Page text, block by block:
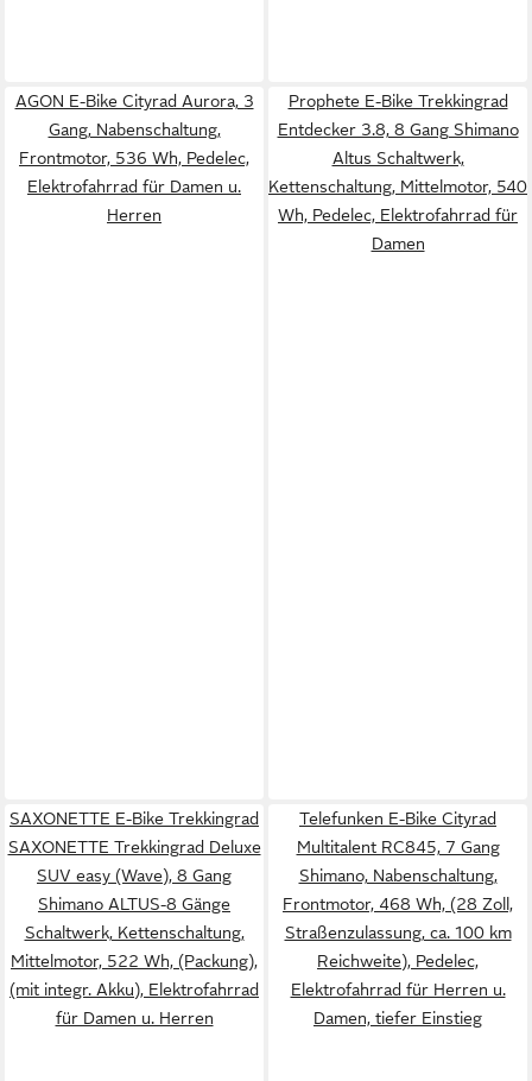
AGON E-Bike Cityrad Aurora, 3
Gang, Nabenschaltung,
Frontmotor, 536 Wh, Pedelec,
Elektrofahrrad für Damen u.
Herren
Prophete E-Bike Trekkingrad
Entdecker 3.8, 8 Gang Shimano
Altus Schaltwerk,
Kettenschaltung, Mittelmotor, 540
Wh, Pedelec, Elektrofahrrad für
Damen
SAXONETTE E-Bike Trekkingrad
SAXONETTE Trekkingrad Deluxe
SUV easy (Wave), 8 Gang
Shimano ALTUS-8 Gänge
Schaltwerk, Kettenschaltung,
Mittelmotor, 522 Wh, (Packung),
(mit integr. Akku), Elektrofahrrad
für Damen u. Herren
Telefunken E-Bike Cityrad
Multitalent RC845, 7 Gang
Shimano, Nabenschaltung,
Frontmotor, 468 Wh, (28 Zoll,
Straßenzulassung, ca. 100 km
Reichweite), Pedelec,
Elektrofahrrad für Herren u.
Damen, tiefer Einstieg